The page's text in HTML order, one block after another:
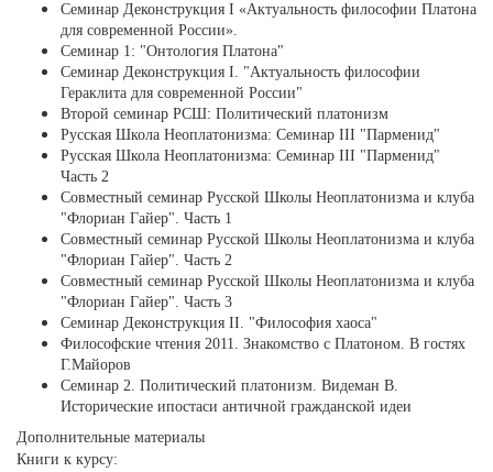
Cеминар Деконструкция I «Актуальность философии Платона
для современной России».
Семинар 1: "Онтология Платона"
Cеминар Деконструкция I. "Актуальность философии
Гераклита для современной России"
Второй семинар РСШ: Политический платонизм
Русская Школа Неоплатонизма: Семинар III "Парменид"
Русская Школа Неоплатонизма: Семинар III "Парменид"
Часть 2
Совместный семинар Русской Школы Неоплатонизма и клуба
"Флориан Гайер". Часть 1
Совместный семинар Русской Школы Неоплатонизма и клуба
"Флориан Гайер". Часть 2
Совместный семинар Русской Школы Неоплатонизма и клуба
"Флориан Гайер". Часть 3
Семинар Деконструкция II. "Философия хаоса"
Философские чтения 2011. Знакомство с Платоном. В гостях
Г.Майоров
Семинар 2. Политический платонизм. Видеман В.
Исторические ипостаси античной гражданской идеи
Дополнительные материалы
Книги к курсу: